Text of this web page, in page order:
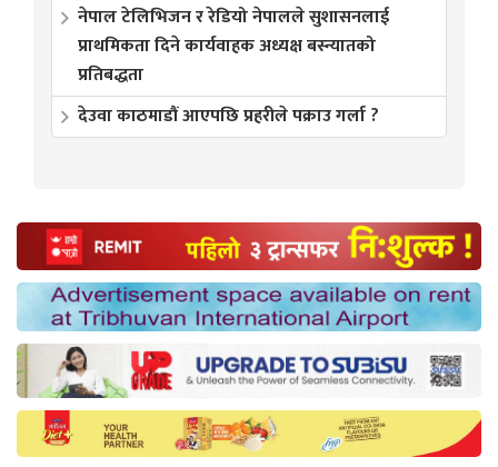
नेपाल टेलिभिजन र रेडियो नेपालले सुशासनलाई
प्राथमिकता दिने कार्यवाहक अध्यक्ष बस्न्यातको
प्रतिबद्धता
देउवा काठमाडौं आएपछि प्रहरीले पक्राउ गर्ला ?